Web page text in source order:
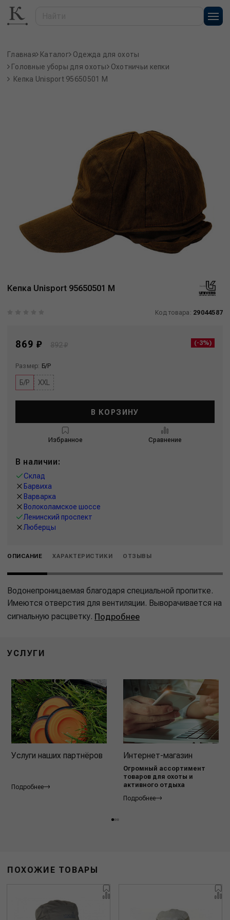
Главная Каталог Одежда для охоты
Головные уборы для охоты
Охотничьи кепки
Кепка Unisport 95650501 M
Кепка Unisport 95650501 M
Код товара: 29044587
869 ₽ (-3%)
Размер: Б/Р
Б/Р XXL
В КОРЗИНУ
Избранное Сравнение
В наличии:
Склад
Барвиха
Варварка
Волоколамское шоссе
Ленинский проспект
Люберцы
ОПИСАНИЕ ХАРАКТЕРИСТИКИ ОТЗЫВЫ
Водонепроницаемая благодаря специальной пропитке.
Имеются отверстия для вентиляции. Выворачивается на
сигнальную расцветку. Подробнее
УСЛУГИ
Услуги наших партнёров
Подробнее
Интернет-магазин
Огромный ассортимент
товаров для охоты и
активного отдыха
Подробнее
ПОХОЖИЕ ТОВАРЫ